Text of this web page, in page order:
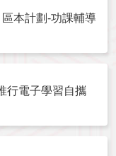
本計劃-功課輔導
行電子學習自攜